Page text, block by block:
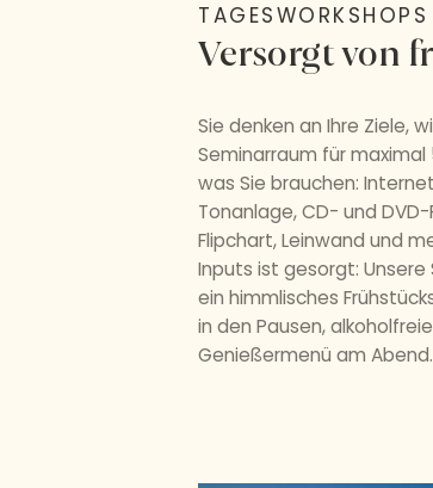
TAGESWORKSHOPS
Versorgt von
Sie denken an Ihre Ziele,
Seminarraum für maximal
was Sie brauchen:
Tonanlage, CD- und
Flipchart, Leinwand und
Inputs ist gesorgt:
ein himmlisches
in den Pausen,
Genießermenü am Abend.